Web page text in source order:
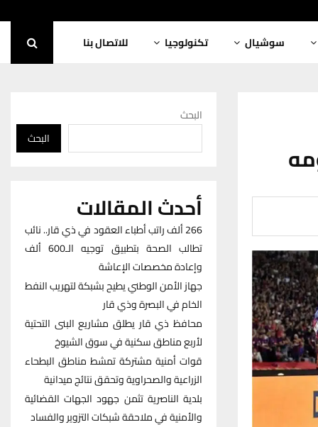
سوشيال تكنولوجيا للاتصال بنا
البحث
البحث
أحدث المقالات
266 ألف راتب أطباء العقود في ذي قار.. نائب
تطالب الصحة بتطبيق توجيه الـ600 ألف
وإعادة مخصصات الإعاشة
جهاز الأمن الوطني يطيح بشبكة لتهريب النفط
الخام في البصرة وذي قار
محافظ ذي قار يطلق مشاريع البنى التحتية
لأربع مناطق سكنية في سوق الشيوخ
قوات أمنية مشتركة تمشط مناطق البطحاء
الزراعية والصحراوية وتحقق نتائج ميدانية
بلدية الناصرية تثمن جهود الجهات القضائية
والأمنية في ملاحقة شبكات التزوير والفساد